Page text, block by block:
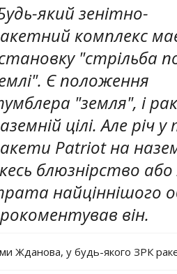
який зенітно-
комплекс
"стрільба
Є положення
"земля", і
цілі. Але
Patriot на
блюзнірство
найціннішого
він.
Жданова, у будь-якого ЗРК